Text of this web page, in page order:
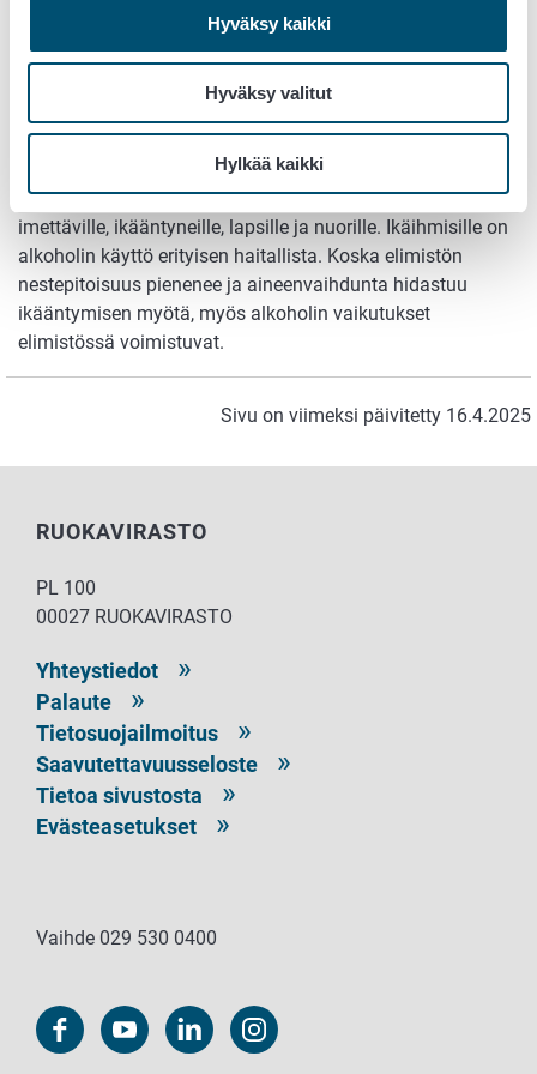
Hyväksy kaikki
Hyväksy valitut
Hylkää kaikki
Sitä ei siksi suositella lainkaan. Jos kuitenkin käytät
alkoholijuomia, käytä niitä mahdollisimman harvoin ja
vähän. Alkoholijuomat sisältävät runsaasti energiaa.
Lisäksi viinien, siiderien ja long-drink-juomien sisältämät
Alkoholia on erityisen haitallista raskaana oleville,
imettäville, ikääntyneille, lapsille ja nuorille. Ikäihmisille on
alkoholin käyttö erityisen haitallista. Koska elimistön
nestepitoisuus pienenee ja aineenvaihdunta hidastuu
ikääntymisen myötä, myös alkoholin vaikutukset
elimistössä voimistuvat.
Sivu on viimeksi päivitetty 16.4.2025
RUOKAVIRASTO
PL 100
00027 RUOKAVIRASTO
Yhteystiedot
Palaute
Tietosuojailmoitus
Saavutettavuusseloste
Tietoa sivustosta
Evästeasetukset
Vaihde 029 530 0400